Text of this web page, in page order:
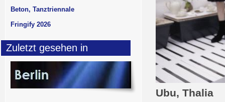
Ubu, Thalia
Beton, Tanztriennale
Fringify 2026
Zuletzt gesehen in